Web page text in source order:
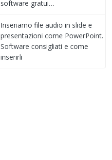
software gratui…
Inseriamo file audio in slide e
presentazioni come PowerPoint.
Software consigliati e come
inserirli